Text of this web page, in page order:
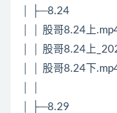
│ ├─8.24
│ │ 股哥8.24上
│ │ 股哥8.24上
│ │ 股哥8.24下
│ ├─8.29